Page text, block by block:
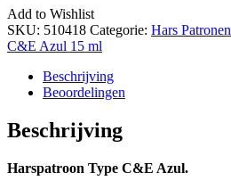
Add to Wishlist
SKU: 510418 Categorie: Hars Patronen
C&E Azul 15 ml
Beschrijving
Beoordelingen
Beschrijving
Harspatroon Type C&E Azul.